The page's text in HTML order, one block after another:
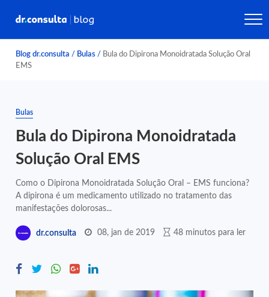
Blog dr.consulta / Bulas / Bula do Dipirona Monoidratada Solução Oral
EMS
Bulas
Bula do Dipirona Monoidratada
Solução Oral EMS
Como o Dipirona Monoidratada Solução Oral – EMS funciona?
A dipirona é um medicamento utilizado no tratamento das
manifestações dolorosas...
dr.consulta 08, jan de 2019 48 minutos para ler